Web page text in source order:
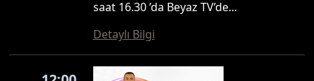
saat 16.30 ’da Beyaz TV’de...
Detaylı Bilgi